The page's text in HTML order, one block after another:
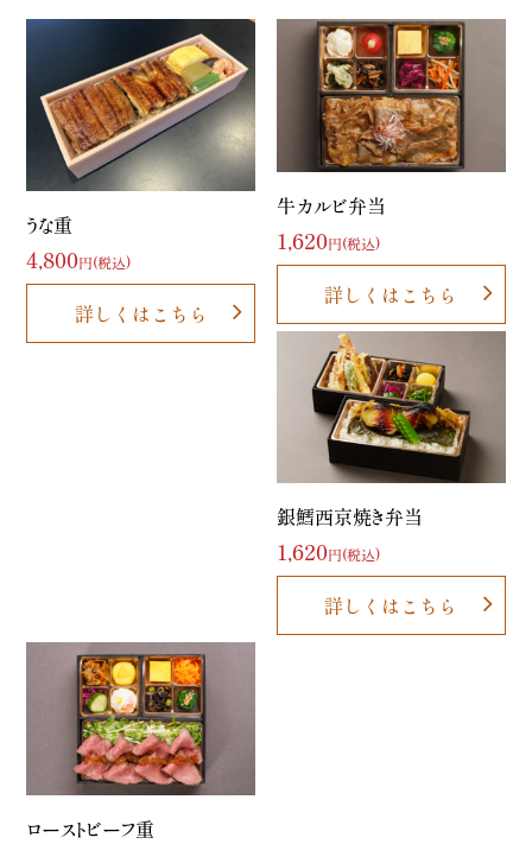
うな重
4,800円(税込)
詳しくはこちら
牛カルビ弁当
1,620円(税込)
詳しくはこちら
銀鱈西京焼き弁当
1,620円(税込)
詳しくはこちら
ローストビーフ重